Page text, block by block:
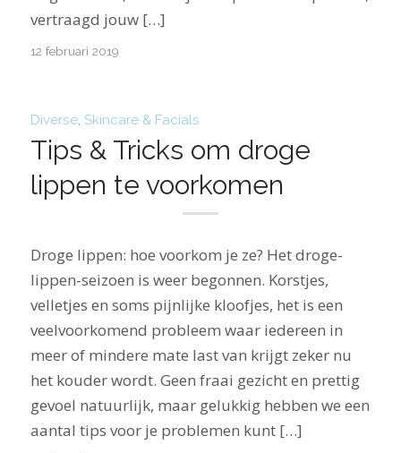
vertraagd jouw […]
12 februari 2019
Diverse, Skincare & Facials
Tips & Tricks om droge
lippen te voorkomen
Droge lippen: hoe voorkom je ze? Het droge-
lippen-seizoen is weer begonnen. Korstjes,
velletjes en soms pijnlijke kloofjes, het is een
veelvoorkomend probleem waar iedereen in
meer of mindere mate last van krijgt zeker nu
het kouder wordt. Geen fraai gezicht en prettig
gevoel natuurlijk, maar gelukkig hebben we een
aantal tips voor je problemen kunt […]